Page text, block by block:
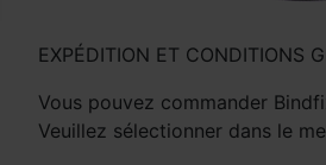
EXPÉDITION ET CONDITIONS
Vous pouvez commander
Veuillez sélectionner dans le